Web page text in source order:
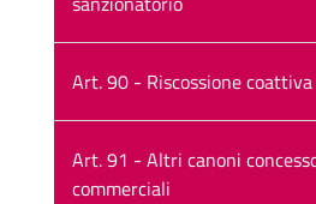
Art. 90 - Riscossione coattiva
Art. 91 - Altri canoni
commerciali